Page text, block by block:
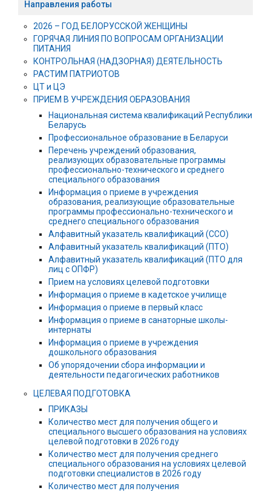
Направления работы
2026 – ГОД БЕЛОРУССКОЙ ЖЕНЩИНЫ
ГОРЯЧАЯ ЛИНИЯ ПО ВОПРОСАМ ОРГАНИЗАЦИИ
ПИТАНИЯ
КОНТРОЛЬНАЯ (НАДЗОРНАЯ) ДЕЯТЕЛЬНОСТЬ
РАСТИМ ПАТРИОТОВ
ЦТ и ЦЭ
ПРИЕМ В УЧРЕЖДЕНИЯ ОБРАЗОВАНИЯ
Национальная система квалификаций Республики
Беларусь
Профессиональное образование в Беларуси
Перечень учреждений образования,
реализующих образовательные программы
профессионально-технического и среднего
специального образования
Информация о приеме в учреждения
образования, реализующие образовательные
программы профессионально-технического и
среднего специального образования
Алфавитный указатель квалификаций (ССО)
Алфавитный указатель квалификаций (ПТО)
Алфавитный указатель квалификаций (ПТО для
лиц с ОПФР)
Прием на условиях целевой подготовки
Информация о приеме в кадетское училище
Информация о приеме в первый класс
Информация о приеме в санаторные школы-
интернаты
Информация о приеме в учреждения
дошкольного образования
Об упорядочении сбора информации и
деятельности педагогических работников
ЦЕЛЕВАЯ ПОДГОТОВКА
ПРИКАЗЫ
Количество мест для получения общего и
специального высшего образования на условиях
целевой подготовки в 2026 году
Количество мест для получения среднего
специального образования на условиях целевой
подготовки специалистов в 2026 году
Количество мест для получения